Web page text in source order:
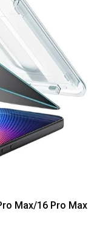
Max/16 Pro Max